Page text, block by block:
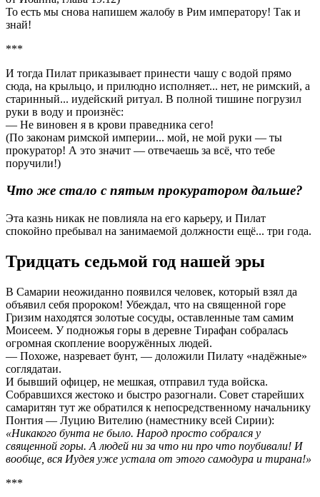
То есть мы снова напишем жалобу в Рим императору! Так и
знай!
***
И тогда Пилат приказывает принести чашу с водой прямо
сюда, на крыльцо, и прилюдно исполняет... нет, не римский, а
старинный... иудейский ритуал. В полной тишине погрузил
руки в воду и произнёс:
— Не виновен я в крови праведника сего!
(По законам римской империи... мой, не мой руки — ты
прокуратор! А это значит — отвечаешь за всё, что тебе
поручили!)
Что же стало с пятым прокуратором дальше?
Эта казнь никак не повлияла на его карьеру, и Пилат
спокойно пребывал на занимаемой должности ещё... три года.
Тридцать седьмой год нашей эры
В Самарии неожиданно появился человек, который взял да
объявил себя пророком! Убеждал, что на священной горе
Гризим находятся золотые сосуды, оставленные там самим
Моисеем. У подножья горы в деревне Тирафан собралась
огромная скопление вооружённых людей.
— Похоже, назревает бунт, — доложили Пилату «надёжные»
соглядатаи.
И бывший офицер, не мешкая, отправил туда войска.
Собравшихся жестоко и быстро разогнали. Совет старейших
самаритян тут же обратился к непосредственному начальнику
Понтия — Луцию Вителию (наместнику всей Сирии):
«Никакого бунта не было. Народ просто собрался у
священной горы. А людей ни за что ни про что поубивали! И
вообще, вся Иудея уже устала от этого самодура и тирана!»
***